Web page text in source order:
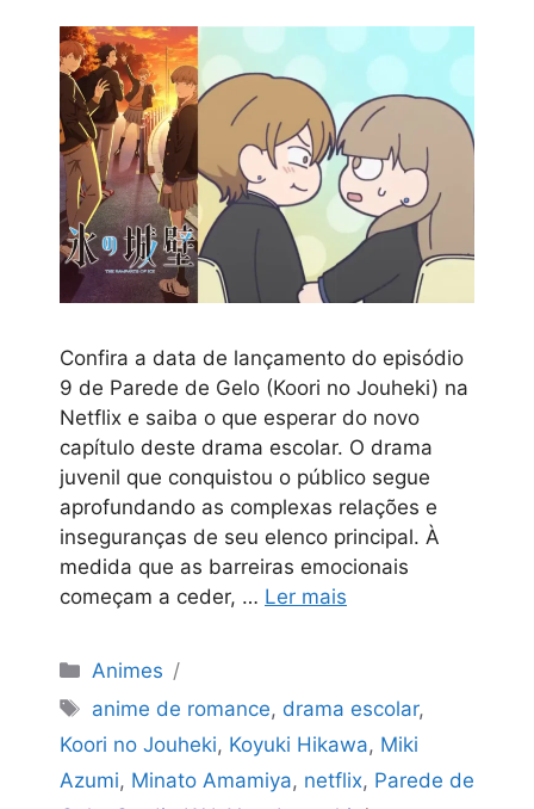
Confira a data de lançamento do episódio
9 de Parede de Gelo (Koori no Jouheki) na
Netflix e saiba o que esperar do novo
capítulo deste drama escolar. O drama
juvenil que conquistou o público segue
aprofundando as complexas relações e
inseguranças de seu elenco principal. À
medida que as barreiras emocionais
começam a ceder, … Ler mais
Categorias
Animes
Tags
anime de romance, drama escolar,
Koori no Jouheki, Koyuki Hikawa, Miki
Azumi, Minato Amamiya, netflix, Parede de